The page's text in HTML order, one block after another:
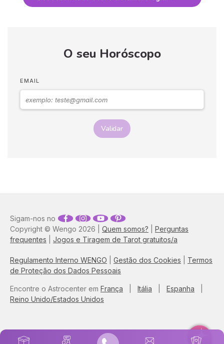
do que será feita a época
estival graças às previsões
segredos do verão. Só falta
O seu Horóscopo
EMAIL
Validar
Copyright © Wengo 2026 | Quem somos?
Perguntas
frequentes
Jogos e Tiragem de Tarot gratuitos/a
Regulamento Interno WENGO Gestão dos Cookies
Termos
de Proteção dos Dados Pessoais
Sigam-nos no
Encontre o Astrocenter em França Itália Espanha
Reino Unido/Estados Unidos